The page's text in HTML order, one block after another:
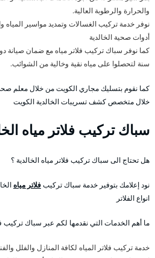
والحرارة والرطوبة العالية.
نوفر خدمة تركيب الغسالات وتمديد مواسير
أدوات صحية الخالدية
كما نوفر سباك تركيب فلاتر مياه مع ضمان صيانة
سنة لتحصلوا على مياه نقية وخالية من الشوائب.
كما نقوم بتسليك مجاري الكويت من خلال
خلال متخصص كشف تسريبات الخالدية الكويت
سباك تركيب فلاتر مياه
هل تحتاج الى سباك تركيب فلاتر مياه الخالدية ؟
نود إعلامك بتوفير خدمة سباك تركيبفلاتر مياه
انواع الفلاتر
ما أهم الخدمات التي نقدمها لكم عبر سباك تركيب
خدمة تركيب فلاتر المياه لكافة المنازل والفلل